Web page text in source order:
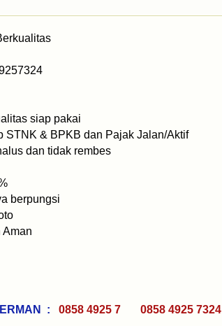
siap pakai
STNK & BPKB dan Pajak Jalan/Aktif
dan tidak rembes
berpungsi
Aman
: 0858 4925 7 0858 4925 7324